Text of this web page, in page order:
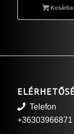
Kosárba
Telefon
+36303966871